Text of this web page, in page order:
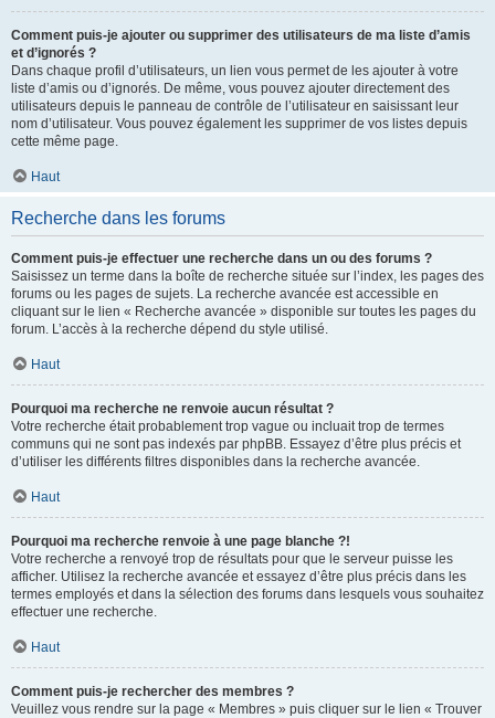
Comment puis-je ajouter ou supprimer des utilisateurs de ma liste d’amis
et d’ignorés ?
Dans chaque profil d’utilisateurs, un lien vous permet de les ajouter à votre
liste d’amis ou d’ignorés. De même, vous pouvez ajouter directement des
utilisateurs depuis le panneau de contrôle de l’utilisateur en saisissant leur
nom d’utilisateur. Vous pouvez également les supprimer de vos listes depuis
cette même page.
Haut
Recherche dans les forums
Comment puis-je effectuer une recherche dans un ou des forums ?
Saisissez un terme dans la boîte de recherche située sur l’index, les pages des
forums ou les pages de sujets. La recherche avancée est accessible en
cliquant sur le lien « Recherche avancée » disponible sur toutes les pages du
forum. L’accès à la recherche dépend du style utilisé.
Haut
Pourquoi ma recherche ne renvoie aucun résultat ?
Votre recherche était probablement trop vague ou incluait trop de termes
communs qui ne sont pas indexés par phpBB. Essayez d’être plus précis et
d’utiliser les différents filtres disponibles dans la recherche avancée.
Haut
Pourquoi ma recherche renvoie à une page blanche ?!
Votre recherche a renvoyé trop de résultats pour que le serveur puisse les
afficher. Utilisez la recherche avancée et essayez d’être plus précis dans les
termes employés et dans la sélection des forums dans lesquels vous souhaitez
effectuer une recherche.
Haut
Comment puis-je rechercher des membres ?
Veuillez vous rendre sur la page « Membres » puis cliquer sur le lien « Trouver